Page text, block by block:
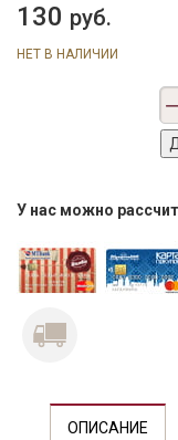
130 руб.
НЕТ В НАЛИЧИИ
У нас можно
ОПИСАНИЕ